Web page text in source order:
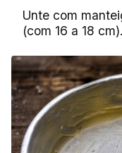
Unte com
(com 16 a 18 cm).